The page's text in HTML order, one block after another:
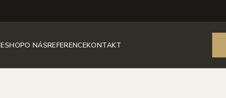
ESHOPO NÁSREFERENCEKONTAKT